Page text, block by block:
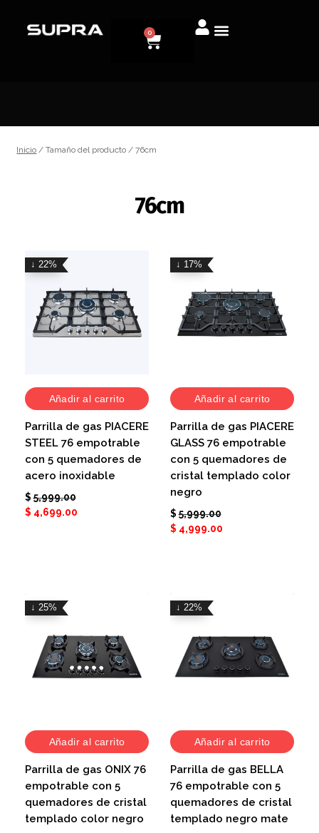
0
Inicio / Tamaño del producto / 76cm
76cm
↓ 22%
Añadir al carrito
Parrilla de gas PIACERE
STEEL 76 empotrable
con 5 quemadores de
acero inoxidable
$ 5,999.00
$ 4,699.00
↓ 17%
Añadir al carrito
Parrilla de gas PIACERE
GLASS 76 empotrable
con 5 quemadores de
cristal templado color
negro
$ 5,999.00
$ 4,999.00
↓ 25%
Añadir al carrito
Parrilla de gas ONIX 76
empotrable con 5
quemadores de cristal
templado color negro
↓ 22%
Añadir al carrito
Parrilla de gas BELLA
76 empotrable con 5
quemadores de cristal
templado negro mate